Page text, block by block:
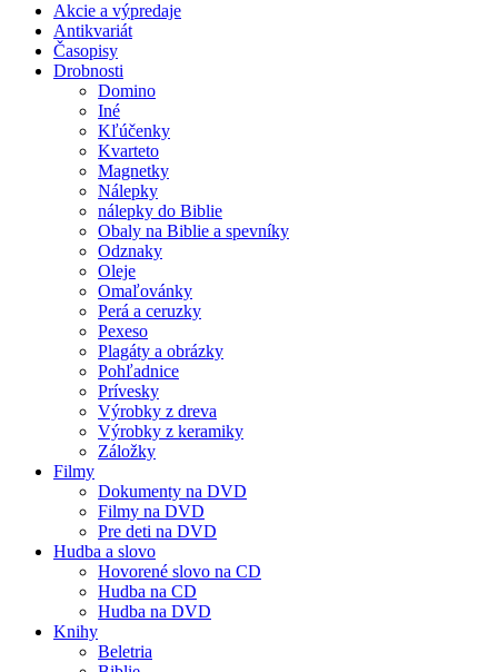
Akcie a výpredaje
Antikvariát
Časopisy
Drobnosti
Domino
Iné
Kľúčenky
Kvarteto
Magnetky
Nálepky
nálepky do Biblie
Obaly na Biblie a spevníky
Odznaky
Oleje
Omaľovánky
Perá a ceruzky
Pexeso
Plagáty a obrázky
Pohľadnice
Prívesky
Výrobky z dreva
Výrobky z keramiky
Záložky
Filmy
Dokumenty na DVD
Filmy na DVD
Pre deti na DVD
Hudba a slovo
Hovorené slovo na CD
Hudba na CD
Hudba na DVD
Knihy
Beletria